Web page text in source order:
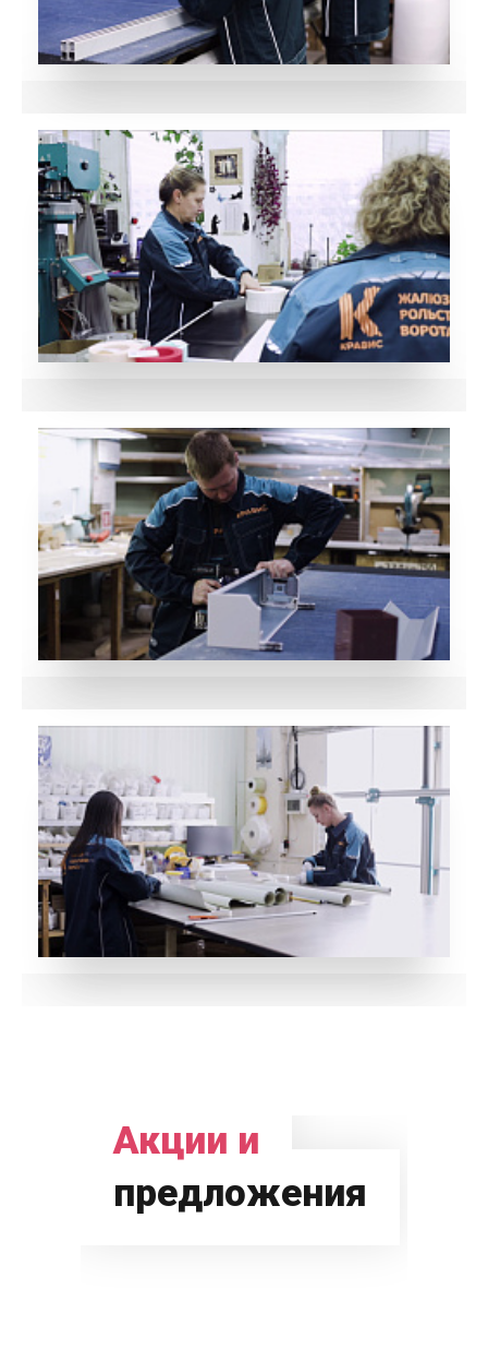
Акции и
предложения